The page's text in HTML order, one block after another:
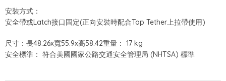
安裝方式：
安全帶或Latch接口固定(正向安裝時配合Top Tether上拉帶使用)
尺寸：長48.26x寬55.9x高58.42重量： 17 kg
安全標準： 符合美國國家公路交通安全管理局 (NHTSA) 標準